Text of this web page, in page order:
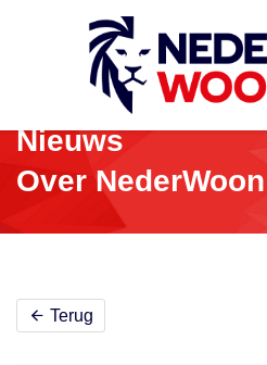
Nieuws
Over NederWoon
Terug